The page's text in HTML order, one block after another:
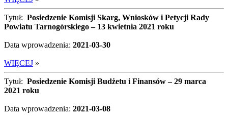
Tytuł: Posiedzenie Komisji Skarg, Wniosków i Petycji Rady
Powiatu Tarnogórskiego – 13 kwietnia 2021 roku
Data wprowadzenia: 2021-03-30
WIĘCEJ »
Tytuł: Posiedzenie Komisji Budżetu i Finansów – 29 marca
2021 roku
Data wprowadzenia: 2021-03-08